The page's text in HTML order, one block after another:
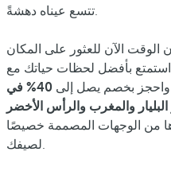
تتسع عيناه دهشةً.
الوقت الآن للعثور على المكان
استمتع بأفضل لحظات حياتك مع
واحجز بخصم يصل إلى
40% في
والمغرب والرأس الأخضر
من الوجهات المصممة خصيصًا
لصيفك.